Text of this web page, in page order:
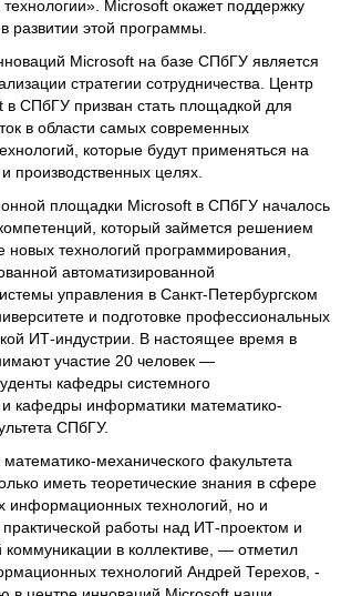
Microsoft окажет поддержку
развитии этой программы.
Microsoft на базе CПбГУ является
стратегии сотрудничества. Центр
в СПбГУ призван стать площадкой для
в области самых современных
которые будут применяться на
производственных целях.
площадки Microsoft в СПбГУ началось
который займется решением
новых технологий программирования,
автоматизированной
управления в Санкт-Петербургском
и подготовке профессиональных
ИТ-индустрии. В настоящее время в
участие 20 человек —
кафедры системного
кафедры информатики математико-
СПбГУ.
механического факультета
иметь теоретические знания в сфере
информационных технологий, но и
работы над ИТ-проектом и
в коллективе, — отметил
технологий Андрей Терехов, -